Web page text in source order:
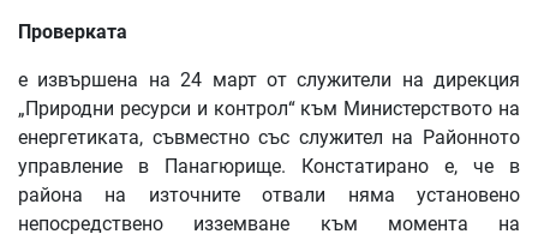
Проверката
е извършена на 24 март от служители на дирекция
„Природни ресурси и контрол“ към Министерството на
енергетиката, съвместно със служител на Районното
управление в Панагюрище. Констатирано е, че в
района на източните отвали няма установено
непосредствено изземване към момента на